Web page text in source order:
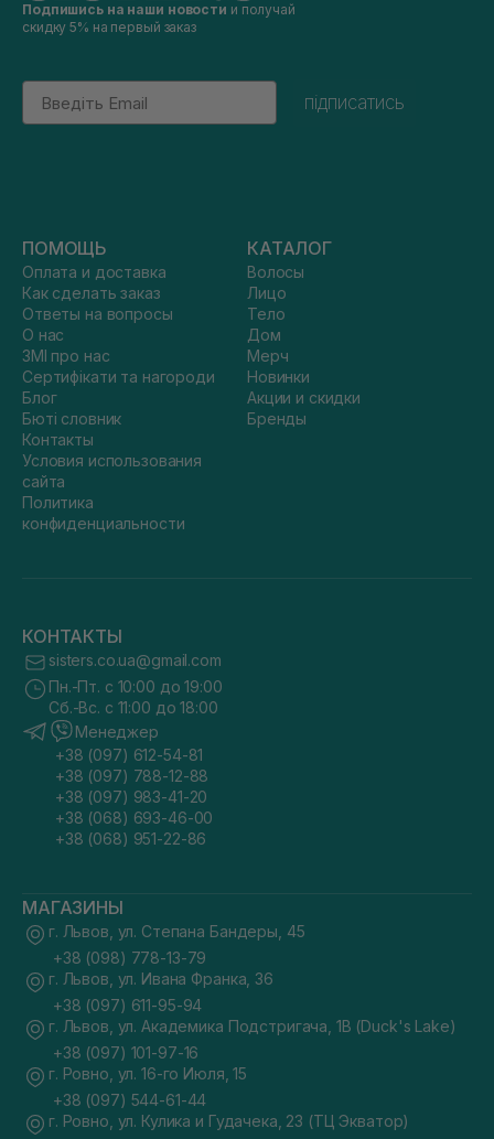
Подпишись на наши новости и получай
скидку 5% на первый заказ
Email
підписатись
ПОМОЩЬ
Оплата и доставка
Как сделать заказ
Ответы на вопросы
О нас
ЗМІ про нас
Сертифікати та нагороди
Блог
Бюті словник
Контакты
Условия использования
сайта
Политика
конфиденциальности
КАТАЛОГ
Волосы
Лицо
Тело
Дом
Мерч
Новинки
Акции и скидки
Бренды
КОНТАКТЫ
sisters.co.ua@gmail.com
Пн.-Пт. с 10:00 до 19:00
Сб.-Вс. с 11:00 до 18:00
Менеджер
+38 (097) 612-54-81
+38 (097) 788-12-88
+38 (097) 983-41-20
+38 (068) 693-46-00
+38 (068) 951-22-86
МАГАЗИНЫ
г. Львов, ул. Степана Бандеры, 45
+38 (098) 778-13-79
г. Львов, ул. Ивана Франка, 36
+38 (097) 611-95-94
г. Львов, ул. Академика Подстригача, 1В (Duck's Lake)
+38 (097) 101-97-16
г. Ровно, ул. 16-го Июля, 15
+38 (097) 544-61-44
г. Ровно, ул. Кулика и Гудачека, 23 (ТЦ Экватор)